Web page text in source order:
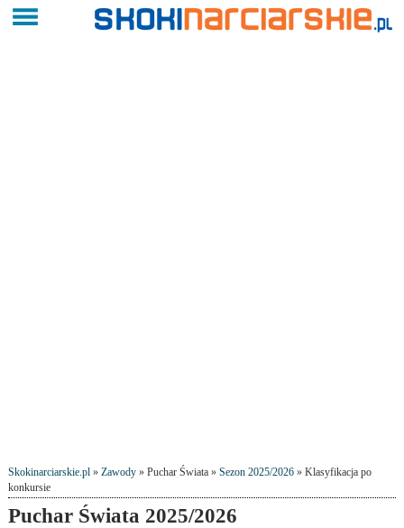
Skokinarciarskie.pl» Zawody» Puchar Świata » Sezon 2025/2026» Klasyfikacja po
konkursie
Puchar Świata 2025/2026